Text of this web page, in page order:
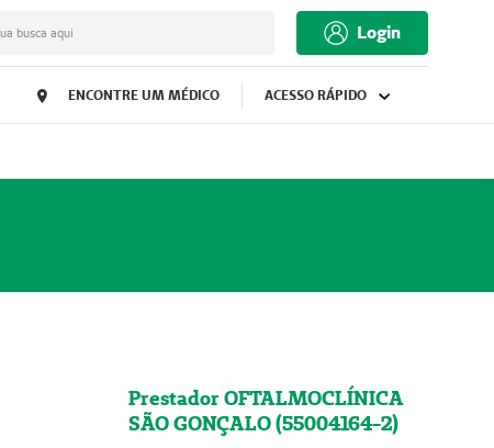
busca aqui Login
ENCONTRE UM MÉDICO ACESSO RÁPIDO
Prestador OFTALMOCLÍNICA
SÃO GONÇALO (55004164-2)